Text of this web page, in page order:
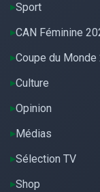
Sport
CAN Féminine
Coupe du Monde
Culture
Opinion
Médias
Sélection TV
Shop